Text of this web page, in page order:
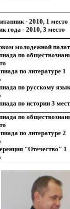
- 2010, 1 место
года - 2010, 3 место
молодежной
по
по литературе 1
по русскому
по истории 3
по
по литературе 2
"Отечество" 1